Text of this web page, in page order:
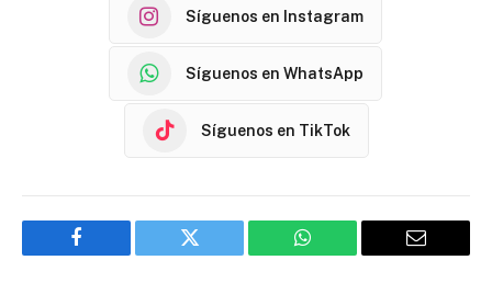
Síguenos en Instagram
Síguenos en WhatsApp
Síguenos en TikTok
Facebook Twitter WhatsApp Email